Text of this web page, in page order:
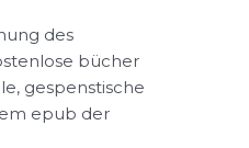
des
bücher
gespenstische
epub der